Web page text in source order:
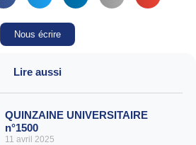
Nous écrire
Lire aussi
QUINZAINE UNIVERSITAIRE
n°1500
11 avril 2025